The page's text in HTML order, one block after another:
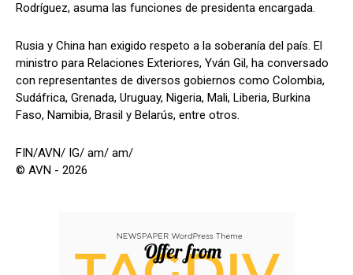
Rodríguez, asuma las funciones de presidenta encargada.
Rusia y China han exigido respeto a la soberanía del país. El
ministro para Relaciones Exteriores, Yván Gil, ha conversado
con representantes de diversos gobiernos como Colombia,
Sudáfrica, Grenada, Uruguay, Nigeria, Mali, Liberia, Burkina
Faso, Namibia, Brasil y Belarús, entre otros.
FIN/AVN/ IG/ am/ am/
© AVN - 2026